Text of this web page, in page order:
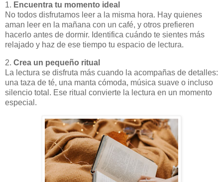
1. Encuentra tu momento ideal
No todos disfrutamos leer a la misma hora. Hay quienes
aman leer en la mañana con un café, y otros prefieren
hacerlo antes de dormir. Identifica cuándo te sientes más
relajado y haz de ese tiempo tu espacio de lectura.
2. Crea un pequeño ritual
La lectura se disfruta más cuando la acompañas de detalles:
una taza de té, una manta cómoda, música suave o incluso
silencio total. Ese ritual convierte la lectura en un momento
especial.